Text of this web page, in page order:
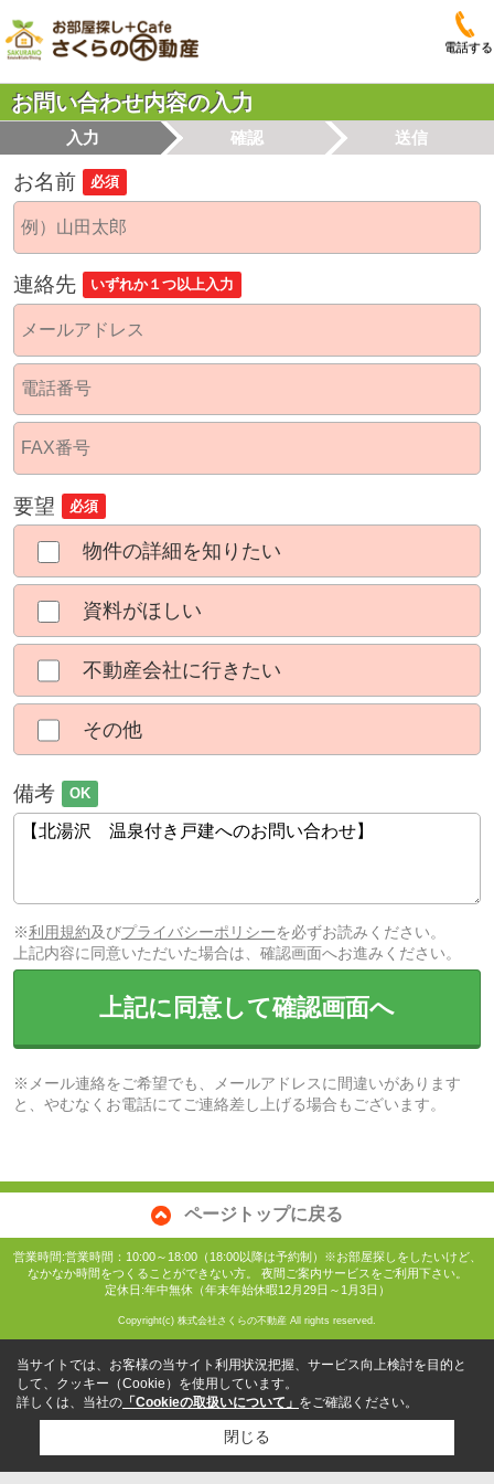
電話する
お問い合わせ内容の入力
入力 確認 送信
お名前 必須
連絡先 いずれか１つ以上入力
要望 必須
物件の詳細を知りたい
資料がほしい
不動産会社に行きたい
その他
備考 OK
※利用規約及びプライバシーポリシーを必ずお読みください。
上記内容に同意いただいた場合は、確認画面へお進みください。
上記に同意して確認画面へ
※メール連絡をご希望でも、メールアドレスに間違いがあります
と、やむなくお電話にてご連絡差し上げる場合もございます。
ページトップに戻る
営業時間:営業時間：10:00～18:00（18:00以降は予約制）※お部屋探しをしたいけど、
なかなか時間をつくることができない方。 夜間ご案内サービスをご利用下さい。
定休日:年中無休（年末年始休暇12月29日～1月3日）
Copyright(c) 株式会社さくらの不動産 All rights reserved.
当サイトでは、お客様の当サイト利用状況把握、サービス向上検討を目的と
して、クッキー（Cookie）を使用しています。
詳しくは、当社の 「Cookieの取扱いについて」 をご確認ください。
閉じる